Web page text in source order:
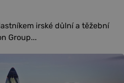
irské důlní a těžební
Group...